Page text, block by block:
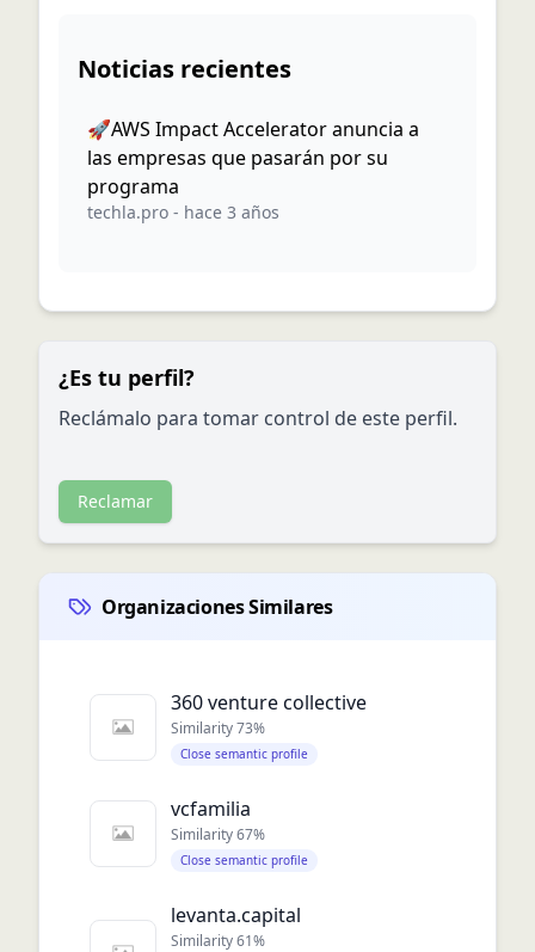
Noticias recientes
🚀AWS Impact Accelerator anuncia a
las empresas que pasarán por su
programa
techla.pro - hace 3 años
¿Es tu perfil?
Reclámalo para tomar control de este perfil.
Reclamar
Organizaciones Similares
360 venture collective
Similarity73%
Close semantic profile
vcfamilia
Similarity67%
Close semantic profile
levanta.capital
Similarity61%